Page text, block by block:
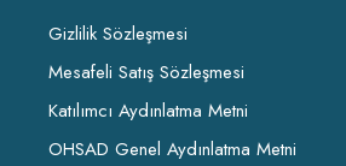
Gizlilik Sözleşmesi
Mesafeli Satış Sözleşmesi
Katılımcı Aydınlatma Metni
OHSAD Genel Aydınlatma Metni